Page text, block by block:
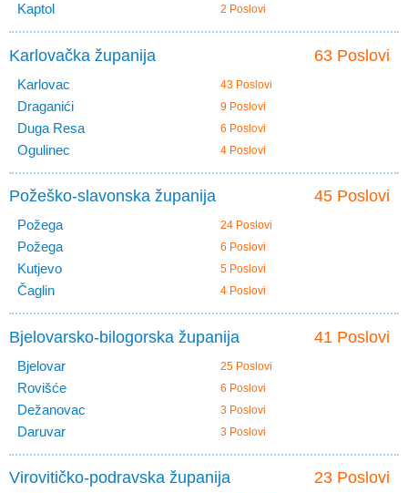
Kaptol 2 Poslovi
63 Poslovi
Karlovačka županija
Karlovac 43 Poslovi
Draganići 9 Poslovi
Duga Resa 6 Poslovi
Ogulinec 4 Poslovi
45 Poslovi
Požeško-slavonska županija
Požega 24 Poslovi
Požega 6 Poslovi
Kutjevo 5 Poslovi
Čaglin 4 Poslovi
41 Poslovi
Bjelovarsko-bilogorska županija
Bjelovar 25 Poslovi
Rovišće 6 Poslovi
Dežanovac 3 Poslovi
Daruvar 3 Poslovi
23 Poslovi
Virovitičko-podravska županija